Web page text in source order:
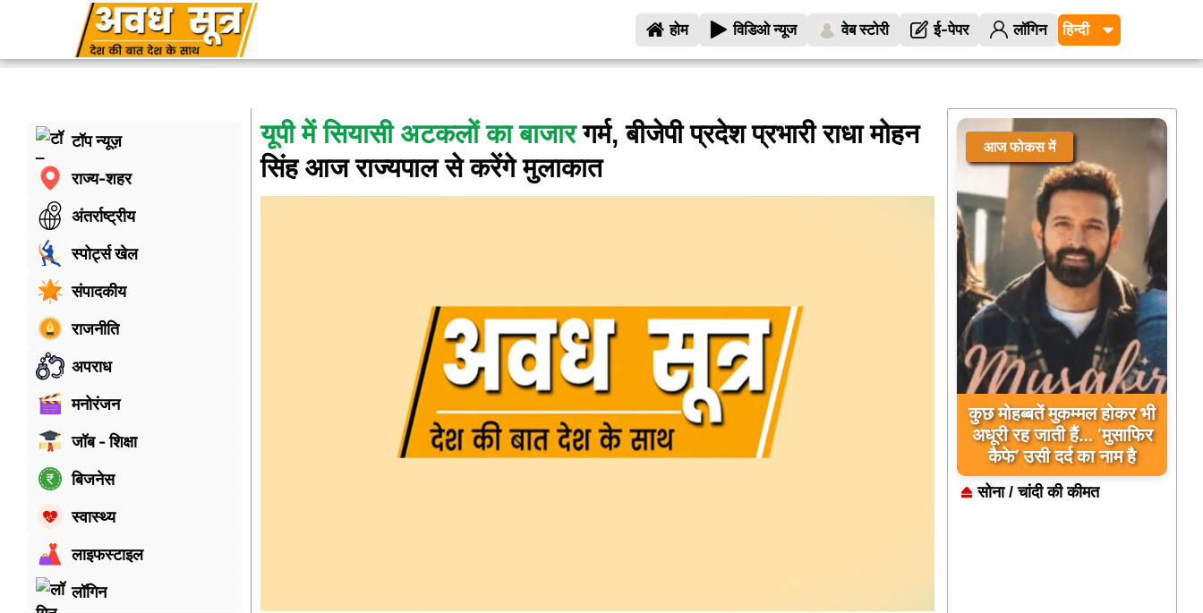
होम विडिओ न्यूज वेब स्टोरी ई-पेपर लॉगिन
टॉप न्यूज़
राज्य-शहर
अंतर्राष्ट्रीय
स्पोर्ट्स खेल
संपादकीय
राजनीति
अपराध
मनोरंजन
जॉब - शिक्षा
बिजनेस
स्वास्थ्य
लाइफस्टाइल
लॉगिन
यूपी में सियासी अटकलों का बाजारगर्म, बीजेपी प्रदेश प्रभारी राधा मोहन
सिंह आज राज्यपाल से करेंगे मुलाकात
आज फोकस में
कुछ मोहब्बतें मुकम्मल होकर भी
अधूरी रह जाती हैं… ‘मुसाफिर
कैफे’ उसी दर्द का नाम है
सोना / चांदी की कीमत